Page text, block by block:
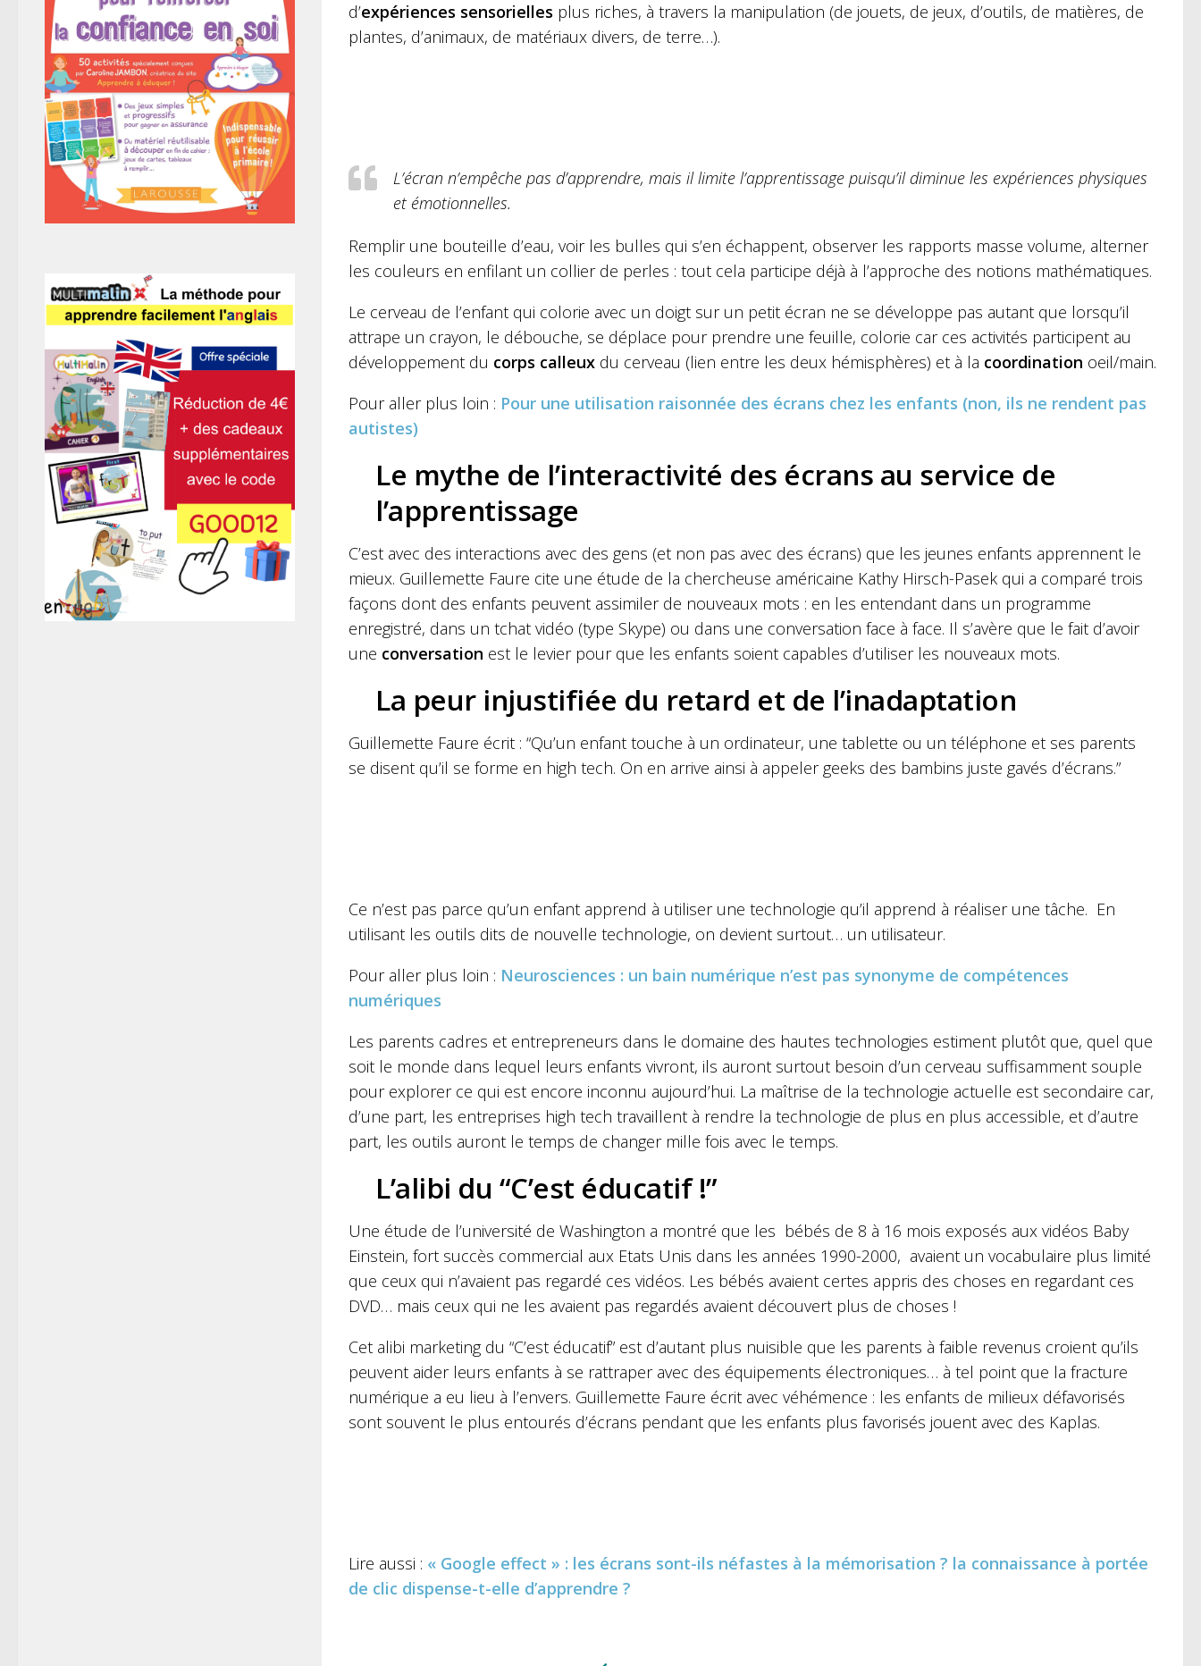
d’expériences sensorielles plus riches, à travers la manipulation (de jouets, de jeux, d’outils, de matières, de
plantes, d’animaux, de matériaux divers, de terre…).
L’écran n’empêche pas d’apprendre, mais il limite l’apprentissage puisqu’il diminue les expériences physiques
et émotionnelles.
Remplir une bouteille d’eau, voir les bulles qui s’en échappent, observer les rapports masse volume, alterner
les couleurs en enfilant un collier de perles : tout cela participe déjà à l’approche des notions mathématiques.
Le cerveau de l’enfant qui colorie avec un doigt sur un petit écran ne se développe pas autant que lorsqu’il
attrape un crayon, le débouche, se déplace pour prendre une feuille, colorie car ces activités participent au
développement du corps calleux du cerveau (lien entre les deux hémisphères) et à la coordination oeil/main.
Pour aller plus loin : Pour une utilisation raisonnée des écrans chez les enfants (non, ils ne rendent pas
autistes)
Le mythe de l’interactivité des écrans au service de
l’apprentissage
C’est avec des interactions avec des gens (et non pas avec des écrans) que les jeunes enfants apprennent le
mieux. Guillemette Faure cite une étude de la chercheuse américaine Kathy Hirsch-Pasek qui a comparé trois
façons dont des enfants peuvent assimiler de nouveaux mots : en les entendant dans un programme
enregistré, dans un tchat vidéo (type Skype) ou dans une conversation face à face. Il s’avère que le fait d’avoir
une conversation est le levier pour que les enfants soient capables d’utiliser les nouveaux mots.
La peur injustifiée du retard et de l’inadaptation
Guillemette Faure écrit : “Qu’un enfant touche à un ordinateur, une tablette ou un téléphone et ses parents
se disent qu’il se forme en high tech. On en arrive ainsi à appeler geeks des bambins juste gavés d’écrans.”
Ce n’est pas parce qu’un enfant apprend à utiliser une technologie qu’il apprend à réaliser une tâche. En
utilisant les outils dits de nouvelle technologie, on devient surtout… un utilisateur.
Pour aller plus loin : Neurosciences : un bain numérique n’est pas synonyme de compétences
numériques
Les parents cadres et entrepreneurs dans le domaine des hautes technologies estiment plutôt que, quel que
soit le monde dans lequel leurs enfants vivront, ils auront surtout besoin d’un cerveau suffisamment souple
pour explorer ce qui est encore inconnu aujourd’hui. La maîtrise de la technologie actuelle est secondaire car,
d’une part, les entreprises high tech travaillent à rendre la technologie de plus en plus accessible, et d’autre
part, les outils auront le temps de changer mille fois avec le temps.
L’alibi du “C’est éducatif !”
Une étude de l’université de Washington a montré que les bébés de 8 à 16 mois exposés aux vidéos Baby
Einstein, fort succès commercial aux Etats Unis dans les années 1990-2000, avaient un vocabulaire plus limité
que ceux qui n’avaient pas regardé ces vidéos. Les bébés avaient certes appris des choses en regardant ces
DVD… mais ceux qui ne les avaient pas regardés avaient découvert plus de choses !
Cet alibi marketing du “C’est éducatif” est d’autant plus nuisible que les parents à faible revenus croient qu’ils
peuvent aider leurs enfants à se rattraper avec des équipements électroniques… à tel point que la fracture
numérique a eu lieu à l’envers. Guillemette Faure écrit avec véhémence : les enfants de milieux défavorisés
sont souvent le plus entourés d’écrans pendant que les enfants plus favorisés jouent avec des Kaplas.
Lire aussi : « Google effect » : les écrans sont-ils néfastes à la mémorisation ? la connaissance à portée
de clic dispense-t-elle d’apprendre ?